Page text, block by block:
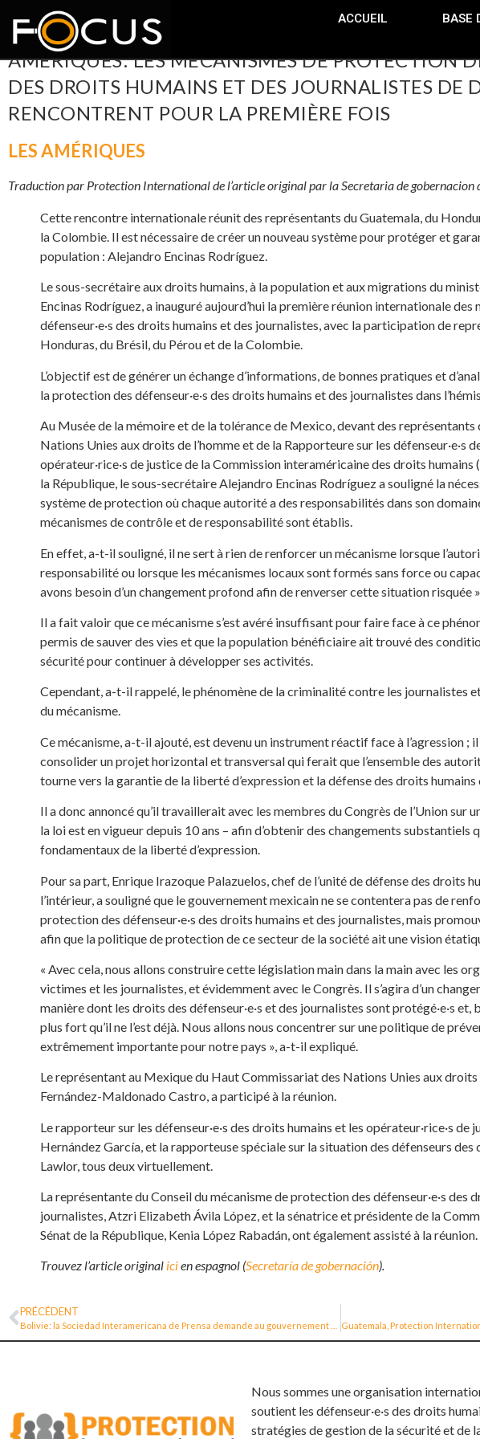
ACCUEIL BASE
AMERIQUES: LES MÉCANISMES DE PROTECTION
DES DROITS HUMAINS ET DES JOURNALISTES DE
RENCONTRENT POUR LA PREMIÈRE FOIS
LES AMÉRIQUES
Traduction par Protection International de l’article original par la Secretaria de gobernacion
Cette rencontre internationale réunit des représentants du Guatemala, du
la Colombie. Il est nécessaire de créer un nouveau système pour protéger et
population : Alejandro Encinas Rodríguez.
Le sous-secrétaire aux droits humains, à la population et aux migrations du
Encinas Rodríguez, a inauguré aujourd’hui la première réunion internationale
défenseur·e·s des droits humains et des journalistes, avec la participation de
Honduras, du Brésil, du Pérou et de la Colombie.
L’objectif est de générer un échange d’informations, de bonnes pratiques et
la protection des défenseur·e·s des droits humains et des journalistes dans
Au Musée de la mémoire et de la tolérance de Mexico, devant des
Nations Unies aux droits de l’homme et de la Rapporteure sur les défenseur·e·s
opérateur·rice·s de justice de la Commission interaméricaine des droits humains
la République, le sous-secrétaire Alejandro Encinas Rodríguez a souligné la
système de protection où chaque autorité a des responsabilités dans son
mécanismes de contrôle et de responsabilité sont établis.
En effet, a-t-il souligné, il ne sert à rien de renforcer un mécanisme lorsque
responsabilité ou lorsque les mécanismes locaux sont formés sans force ou
avons besoin d’un changement profond afin de renverser cette situation risquée ».
Il a fait valoir que ce mécanisme s’est avéré insuffisant pour faire face à ce
permis de sauver des vies et que la population bénéficiaire ait trouvé des
sécurité pour continuer à développer ses activités.
Cependant, a-t-il rappelé, le phénomène de la criminalité contre les journalistes et
du mécanisme.
Ce mécanisme, a-t-il ajouté, est devenu un instrument réactif face à l’agression ; il
consolider un projet horizontal et transversal qui ferait que l’ensemble des
tourne vers la garantie de la liberté d’expression et la défense des droits humains
Il a donc annoncé qu’il travaillerait avec les membres du Congrès de l’Union sur
la loi est en vigueur depuis 10 ans – afin d’obtenir des changements
fondamentaux de la liberté d’expression.
Pour sa part, Enrique Irazoque Palazuelos, chef de l’unité de défense des droits
l’intérieur, a souligné que le gouvernement mexicain ne se contentera pas de
protection des défenseur·e·s des droits humains et des journalistes, mais
afin que la politique de protection de ce secteur de la société ait une vision
« Avec cela, nous allons construire cette législation main dans la main avec les
victimes et les journalistes, et évidemment avec le Congrès. Il s’agira d’un
manière dont les droits des défenseur·e·s et des journalistes sont protégé·e·s et,
plus fort qu’il ne l’est déjà. Nous allons nous concentrer sur une politique de
extrêmement importante pour notre pays », a-t-il expliqué.
Le représentant au Mexique du Haut Commissariat des Nations Unies aux droits
Fernández-Maldonado Castro, a participé à la réunion.
Le rapporteur sur les défenseur·e·s des droits humains et les opérateur·rice·s de
Hernández García, et la rapporteuse spéciale sur la situation des défenseurs des
Lawlor, tous deux virtuellement.
La représentante du Conseil du mécanisme de protection des défenseur·e·s des
journalistes, Atzri Elizabeth Ávila López, et la sénatrice et présidente de la
Sénat de la République, Kenia López Rabadán, ont également assisté à la réunion.
Trouvez l’article original icien espagnol (Secretaría de gobernación).
PRÉCÉDENT
Nous sommes une organisation
soutient les défenseur·e·s des droits
stratégies de gestion de la sécurité et de